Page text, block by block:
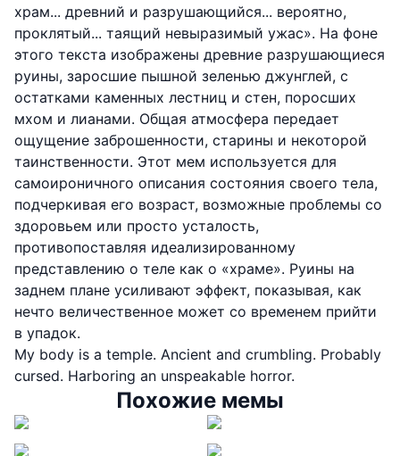
храм... древний и разрушающийся... вероятно,
проклятый... таящий невыразимый ужас». На фоне
этого текста изображены древние разрушающиеся
руины, заросшие пышной зеленью джунглей, с
остатками каменных лестниц и стен, поросших
мхом и лианами. Общая атмосфера передает
ощущение заброшенности, старины и некоторой
таинственности. Этот мем используется для
самоироничного описания состояния своего тела,
подчеркивая его возраст, возможные проблемы со
здоровьем или просто усталость,
противопоставляя идеализированному
представлению о теле как о «храме». Руины на
заднем плане усиливают эффект, показывая, как
нечто величественное может со временем прийти
в упадок.
My body is a temple. Ancient and crumbling. Probably
cursed. Harboring an unspeakable horror.
Похожие мемы